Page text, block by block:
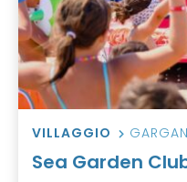
VILLAGGIO
Sea Garden